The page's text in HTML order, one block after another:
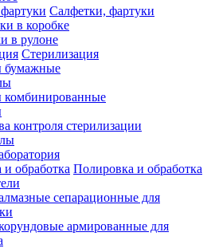
Салфетки, фартуки
в коробке
в рулоне
Стерилизация
бумажные
комбинированные
контроля стерилизации
Полировка и обработка
сепарационные для
армированные для